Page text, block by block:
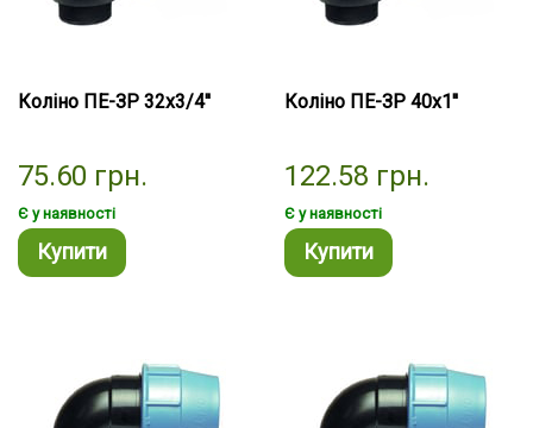
Коліно ПЕ-ЗР 32х3/4''
75.60 грн.
Є у наявності
Купити
Коліно ПЕ-ЗР 40х1''
122.58 грн.
Є у наявності
Купити